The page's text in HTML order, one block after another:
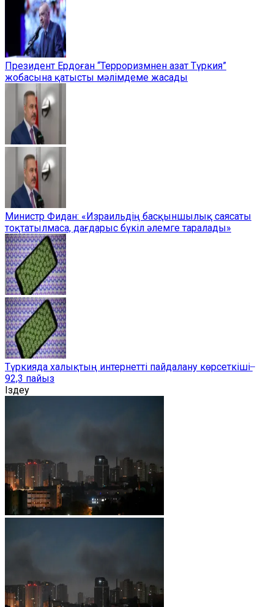
Президент Ердоған “Терроризмнен азат Түркия”
жобасына қатысты мәлімдеме жасады
Министр Фидан: «Израильдің басқыншылық саясаты
тоқтатылмаса, дағдарыс бүкіл әлемге таралады»
Түркияда халықтың интернетті пайдалану көрсеткіші ̶
92,3 пайыз
Іздеу